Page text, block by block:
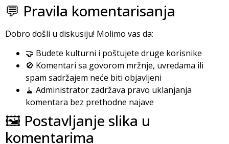
💬 Pravila komentarisanja
Dobro došli u diskusiju! Molimo vas da:
🤝 Budete kulturni i poštujete druge korisnike
🚫 Komentari sa govorom mržnje, uvredama ili
spam sadržajem neće biti objavljeni
🧹 Administrator zadržava pravo uklanjanja
komentara bez prethodne najave
🖼️ Postavljanje slika u
komentarima